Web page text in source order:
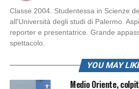
Classe 2004. Studentessa in Scienze
all'Università degli studi di Palermo.
reporter e presentatrice. Grande
spettacolo.
YOU MAY
Medio Oriente,